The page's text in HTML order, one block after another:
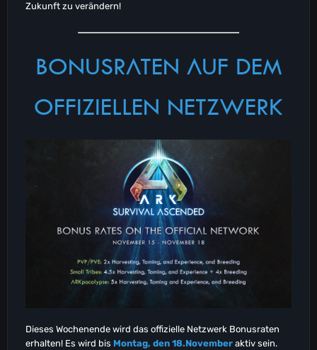
Zukunft zu verändern!
BONUSRATEN AUF DEM
OFFIZIELLEN NETZWERK
Dieses Wochenende wird das offizielle Netzwerk Bonusraten
erhalten! Es wird bis Montag, den 18.November aktiv sein.